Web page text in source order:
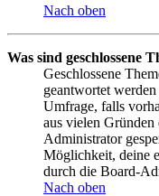
Nach oben
Was sind geschlossene
Geschlossene
geantwortet
Umfrage, falls
aus vielen
Administrator
Möglichkeit, deine
durch die Board-
Nach oben